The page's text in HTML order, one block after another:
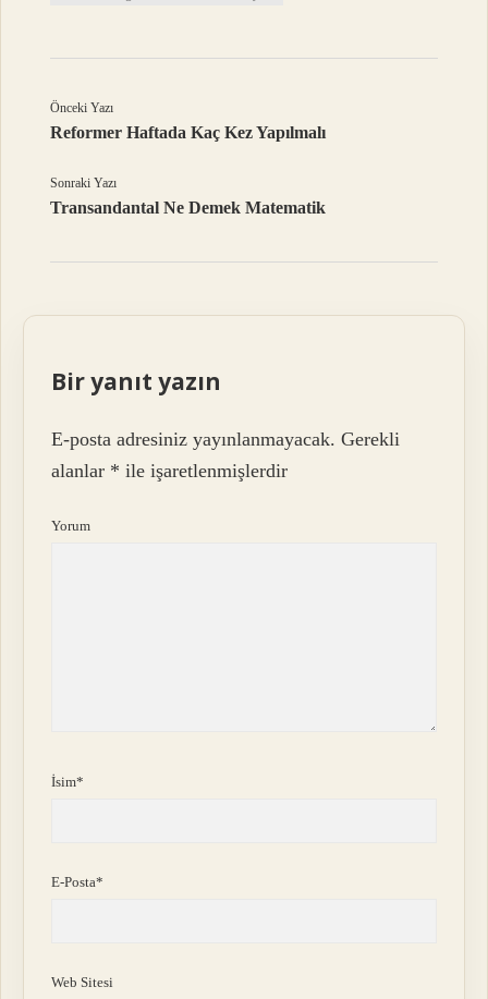
Önceki Yazı
Reformer Haftada Kaç Kez Yapılmalı
Sonraki Yazı
Transandantal Ne Demek Matematik
Bir yanıt yazın
E-posta adresiniz yayınlanmayacak. Gerekli
alanlar * ile işaretlenmişlerdir
Yorum
İsim*
E-Posta*
Web Sitesi